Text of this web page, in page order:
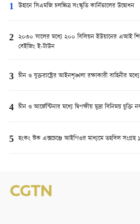
1 উহানে সিএমজি চলচ্চিত্র সংস্কৃতি কার্নিভালের উদ্বোধন
2 ২০৩০ সালের মধ্যে ২০০ বিলিয়ন ইউয়ানের এআই
বেইজিং ই-টাউন
3 চীন ও যুক্তরাষ্ট্রের আইনশৃঙ্খলা রক্ষাকারী বাহিনীর
4 চীন ও আর্জেন্টিনার মধ্যে দ্বিপক্ষীয় মুদ্রা বিনিময় চুক্তি
5 হংকং স্টক এক্সচেঞ্জে আইপিওর মাধ্যমে তহবিল